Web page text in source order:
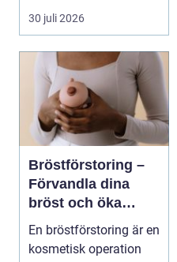
Allt från marina
anläggningar ...
30 juli 2026
Bröstförstoring –
Förvandla dina
bröst och öka
självförtroendet
En bröstförstoring är en
kosmetisk operation